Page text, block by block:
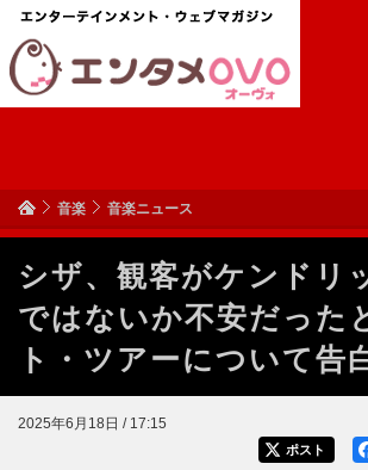
音楽 音楽ニュース
シザ、観客がケンドリ
ではないか不安だった
ト・ツアーについて告
2025年6月18日 / 17:15
ポスト